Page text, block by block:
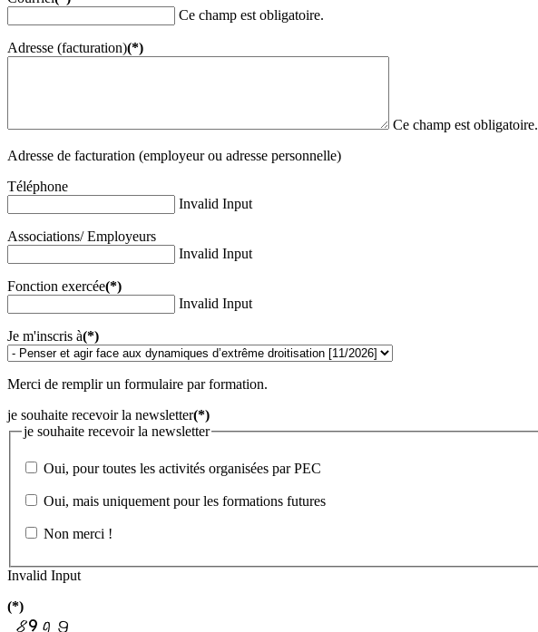
Ce champ est obligatoire.
Adresse (facturation)(*)
Ce champ est obligatoire.
Adresse de facturation (employeur ou adresse personnelle)
Téléphone
Invalid Input
Associations/ Employeurs
Invalid Input
Fonction exercée(*)
Invalid Input
Je m'inscris à(*)
Merci de remplir un formulaire par formation.
je souhaite recevoir la newsletter(*)
je souhaite recevoir la newsletter
Oui, pour toutes les activités organisées par PEC
Oui, mais uniquement pour les formations futures
Non merci !
Invalid Input
(*)